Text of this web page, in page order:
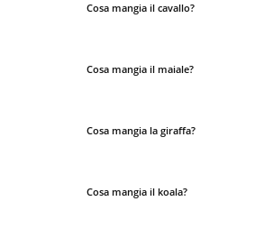
Cosa mangia il cavallo?
Cosa mangia il maiale?
Cosa mangia la giraffa?
Cosa mangia il koala?